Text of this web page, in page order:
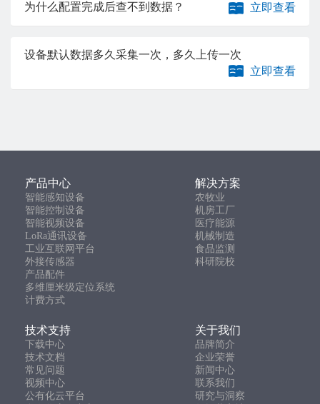
为什么配置完成后查不到数据？ 立即查看
设备默认数据多久采集一次，多久上传一次
立即查看
产品中心 解决方案
智能感知设备
农牧业
智能控制设备
机房工厂
智能视频设备
医疗能源
LoRa通讯设备
机械制造
工业互联网平台
食品监测
外接传感器
科研院校
产品配件
多维厘米级定位系统
计费方式
技术支持 关于我们
下载中心
品牌简介
技术文档
企业荣誉
常见问题
新闻中心
视频中心
联系我们
公有化云平台
研究与洞察